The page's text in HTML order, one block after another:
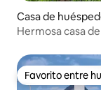
Casa de
Hermosa casa
Favorito entre
Favorito entre